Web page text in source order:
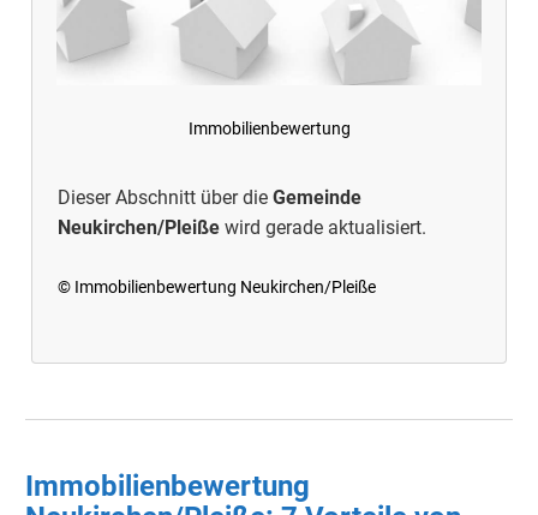
Immobilienbewertung
Dieser Abschnitt über die Gemeinde
Neukirchen/Pleiße wird gerade aktualisiert.
© Immobilienbewertung Neukirchen/Pleiße
Immobilienbewertung